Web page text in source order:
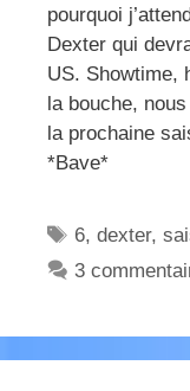
pourquoi
Dexter qui
US. Showtime,
la bouche,
la prochaine
*Bave*
Étiquettes
6,dexter,
3